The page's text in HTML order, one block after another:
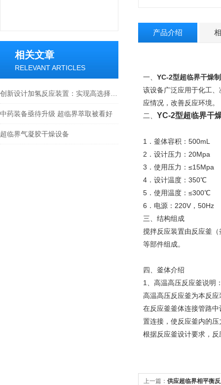
相关文章
RELEVANT ARTICLES
中药装备亟待升级 超临界萃取被看好
超临界气凝胶干燥设备
产品介绍
一、 YC-2型超临界干燥
该设备广泛应用于化工
应情况，改善反应环境。
二、 YC-2型超临界干
1．釜体容积：500mL
2．设计压力：20Mpa
3．使用压力：≤15Mpa
4．设计温度：350℃
5．使用温度：≤300℃
6．电源：220V，50Hz
三、 结构组成
搅拌反应装置由反应釜
等部件组成。
四、 釜体介绍
1、高温高压反应釜说明
高温高压反应釜为本反
在反应釜釜体连接管路
置连接，使反应釜内的
根据反应釜设计要求，
上一篇： 供应超临界相平衡